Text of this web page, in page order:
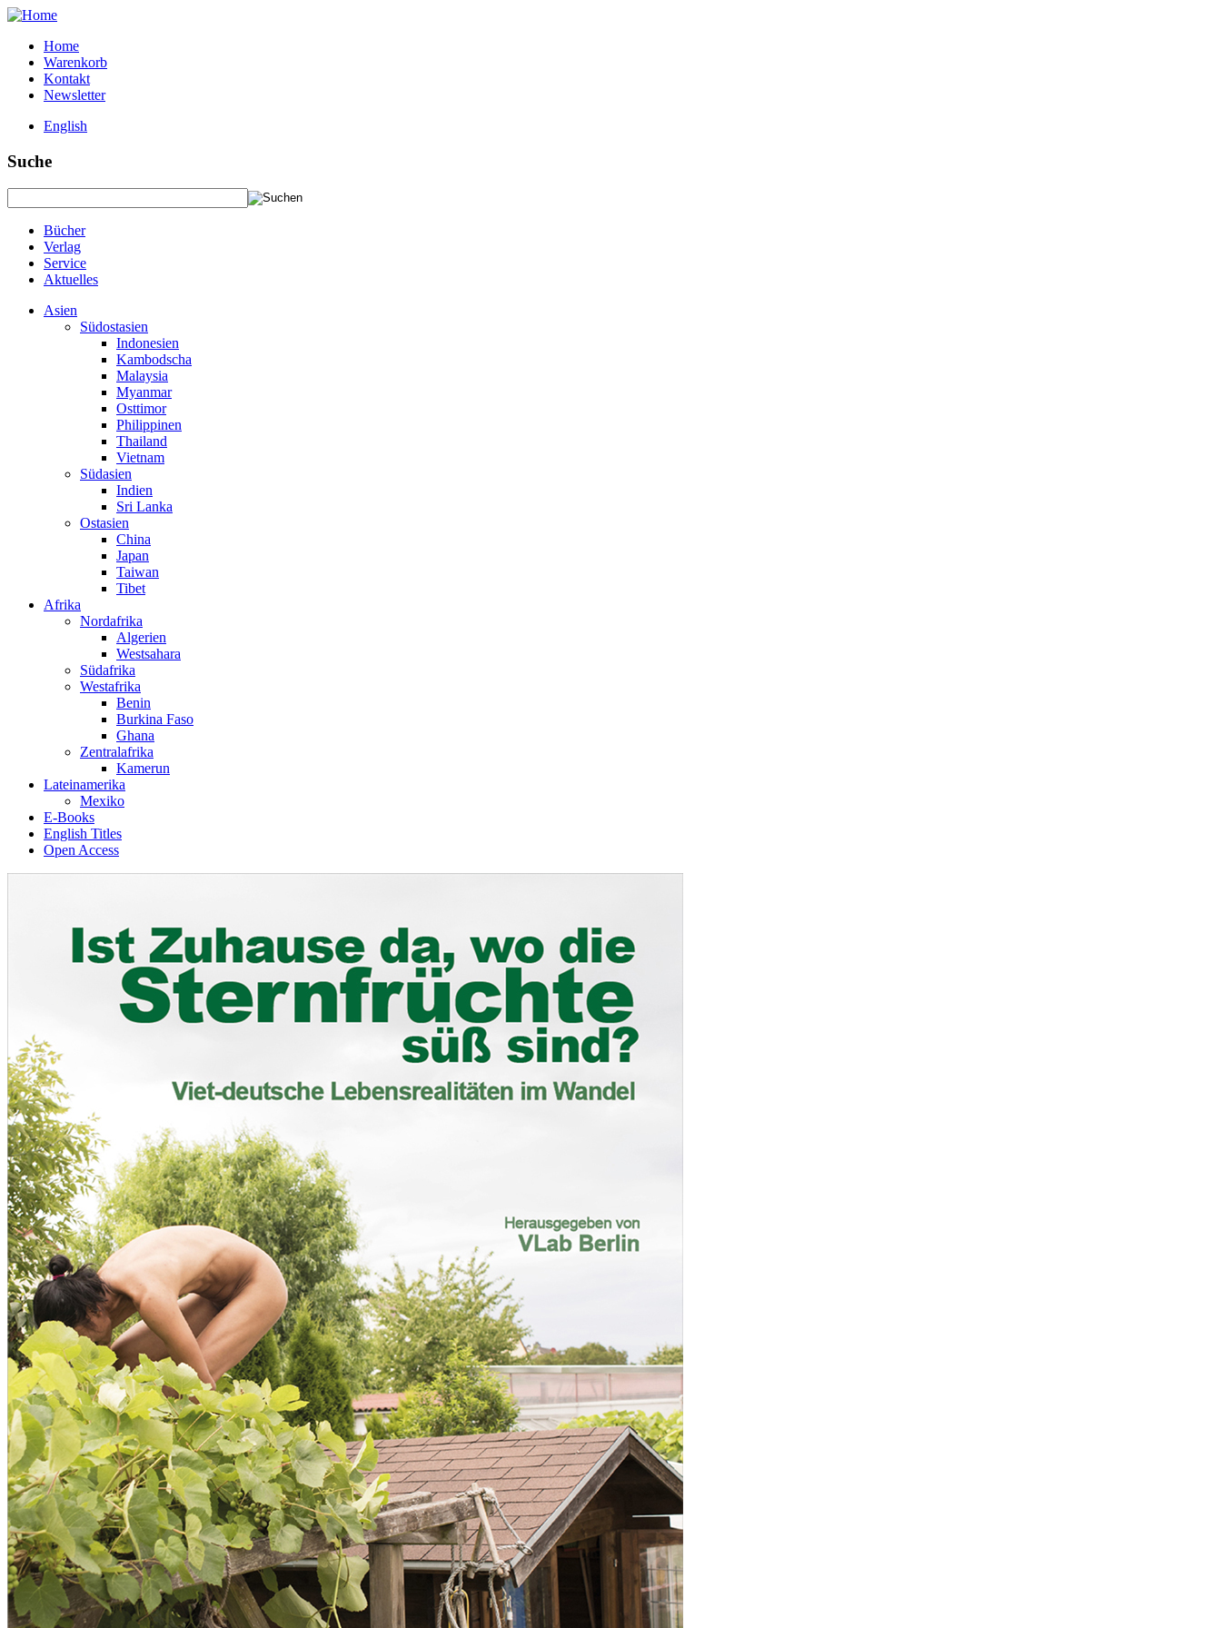
Home
Warenkorb
Kontakt
Newsletter
English
Suche
Bücher
Verlag
Service
Aktuelles
Asien
Südostasien
Indonesien
Kambodscha
Malaysia
Myanmar
Osttimor
Philippinen
Thailand
Vietnam
Südasien
Indien
Sri Lanka
Ostasien
China
Japan
Taiwan
Tibet
Afrika
Nordafrika
Algerien
Westsahara
Südafrika
Westafrika
Benin
Burkina Faso
Ghana
Zentralafrika
Kamerun
Lateinamerika
Mexiko
E-Books
English Titles
Open Access